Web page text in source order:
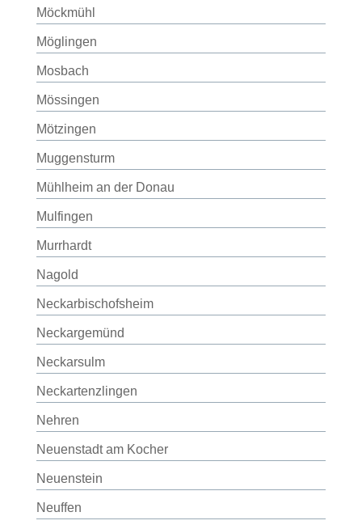
Möckmühl
Möglingen
Mosbach
Mössingen
Mötzingen
Muggensturm
Mühlheim an der Donau
Mulfingen
Murrhardt
Nagold
Neckarbischofsheim
Neckargemünd
Neckarsulm
Neckartenzlingen
Nehren
Neuenstadt am Kocher
Neuenstein
Neuffen